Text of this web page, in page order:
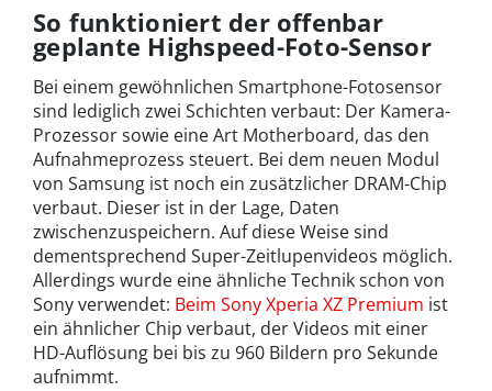
So funktioniert der offenbar
geplante Highspeed-Foto-Sensor
Bei einem gewöhnlichen Smartphone-Fotosensor
sind lediglich zwei Schichten verbaut: Der Kamera-
Prozessor sowie eine Art Motherboard, das den
Aufnahmeprozess steuert. Bei dem neuen Modul
von Samsung ist noch ein zusätzlicher DRAM-Chip
verbaut. Dieser ist in der Lage, Daten
zwischenzuspeichern. Auf diese Weise sind
dementsprechend Super-Zeitlupenvideos möglich.
Allerdings wurde eine ähnliche Technik schon von
Sony verwendet: Beim Sony Xperia XZ Premium ist
ein ähnlicher Chip verbaut, der Videos mit einer
HD-Auflösung bei bis zu 960 Bildern pro Sekunde
aufnimmt.